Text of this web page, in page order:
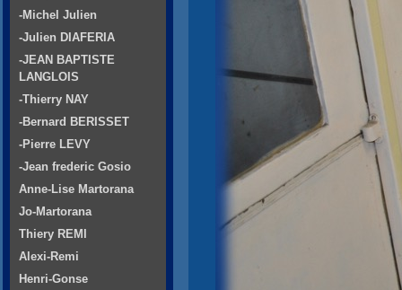
-Michel Julien
-Julien DIAFERIA
-JEAN BAPTISTE
LANGLOIS
-Thierry NAY
-Bernard BERISSET
-Pierre LEVY
-Jean frederic Gosio
Anne-Lise Martorana
Jo-Martorana
Thiery REMI
Alexi-Remi
Henri-Gonse